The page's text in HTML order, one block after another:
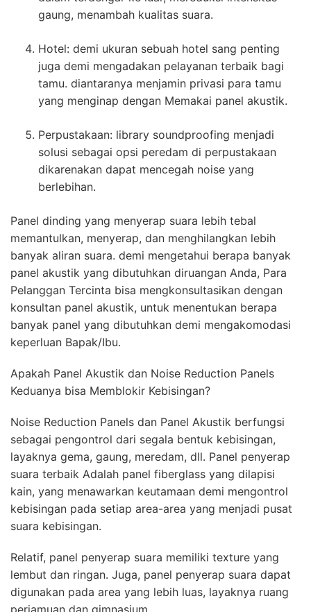
gaung, menambah kualitas suara.
Hotel: demi ukuran sebuah hotel sang penting
juga demi mengadakan pelayanan terbaik bagi
tamu. diantaranya menjamin privasi para tamu
yang menginap dengan Memakai panel akustik.
Perpustakaan: library soundproofing menjadi
solusi sebagai opsi peredam di perpustakaan
dikarenakan dapat mencegah noise yang
berlebihan.
Panel dinding yang menyerap suara lebih tebal
memantulkan, menyerap, dan menghilangkan lebih
banyak aliran suara. demi mengetahui berapa banyak
panel akustik yang dibutuhkan diruangan Anda, Para
Pelanggan Tercinta bisa mengkonsultasikan dengan
konsultan panel akustik, untuk menentukan berapa
banyak panel yang dibutuhkan demi mengakomodasi
keperluan Bapak/Ibu.
Apakah Panel Akustik dan Noise Reduction Panels
Keduanya bisa Memblokir Kebisingan?
Noise Reduction Panels dan Panel Akustik berfungsi
sebagai pengontrol dari segala bentuk kebisingan,
layaknya gema, gaung, meredam, dll. Panel penyerap
suara terbaik Adalah panel fiberglass yang dilapisi
kain, yang menawarkan keutamaan demi mengontrol
kebisingan pada setiap area-area yang menjadi pusat
suara kebisingan.
Relatif, panel penyerap suara memiliki texture yang
lembut dan ringan. Juga, panel penyerap suara dapat
digunakan pada area yang lebih luas, layaknya ruang